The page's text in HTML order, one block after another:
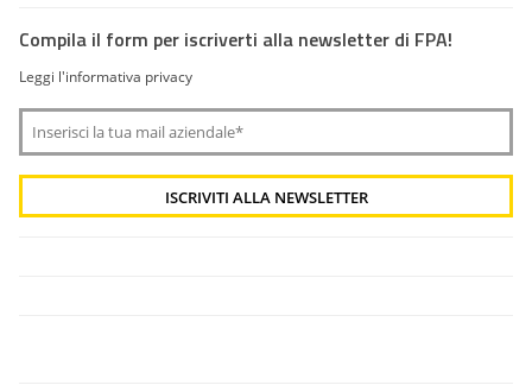
Compila il form per iscriverti alla newsletter di FPA!
Leggi l'informativa privacy